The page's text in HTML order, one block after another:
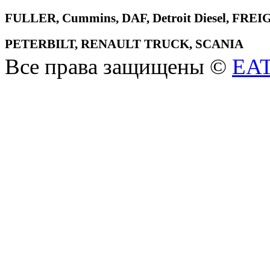
FULLER, Cummins, DAF, Detroit Diesel,
PETERBILT, RENAULT TRUCK, SCANIA
Все права защищены ©